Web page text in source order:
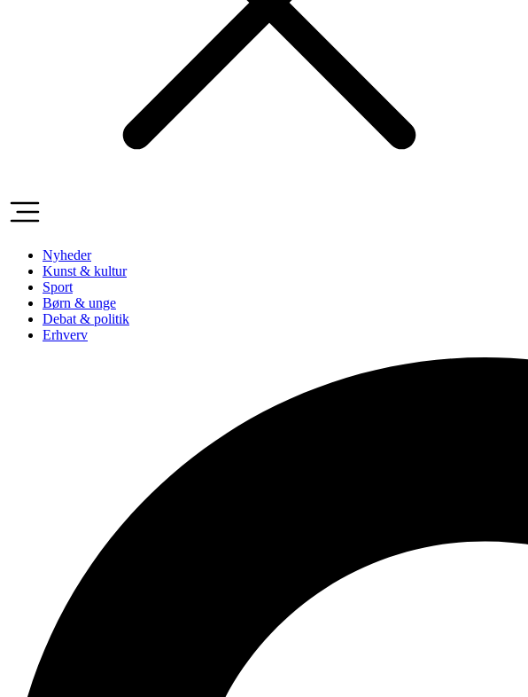
Nyheder
Kunst & kultur
Sport
Børn & unge
Debat & politik
Erhverv